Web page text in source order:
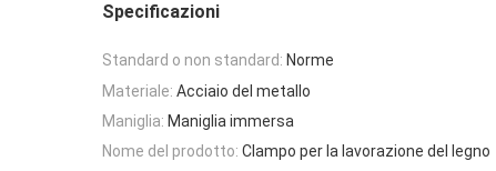
Specificazioni
Standard o non standard: Norme
Materiale: Acciaio del metallo
Maniglia: Maniglia immersa
Nome del prodotto: Clampo per la lavorazione del legno